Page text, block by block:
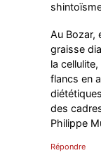
Au Bozar,
graisse
la
flancs en
des
Philippe
Répondre